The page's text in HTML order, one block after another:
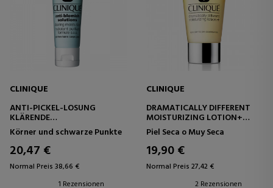
CLINIQUE
ANTI-PICKEL-LÖSUNG
KLÄRENDE
FEUCHTIGKEITSCREME
FEUCHTIGKEITSSPENDENDE
UND REINIGENDE
GESICHTSBEHANDLUNG
Körner und schwarze Punkte
20,47 €
Normal Preis 38,66 €
1 Rezensionen
CLINIQUE
DRAMATICALLY DIFFERENT
MOISTURIZING LOTION+
FEUCHTIGKEITSLOTION
Piel Seca o Muy Seca
19,90 €
Normal Preis 27,42 €
2 Rezensionen